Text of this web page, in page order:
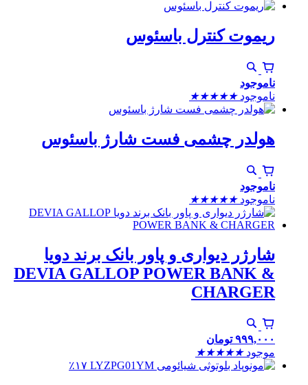
ریموت کنترل باسئوس
ناموجود
ناموجود ★
★
★
★
★
هولدر چشمی فست شارژ باسئوس
ناموجود
ناموجود ★
★
★
★
★
شارژر دیواری و پاور بانک برند دویا
DEVIA GALLOP POWER BANK &
CHARGER
۹۹۹,۰۰۰ تومان
موجود ★
★
★
★
★
٪۱۷